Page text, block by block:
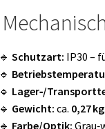
🔹 Schutzart: IP30 –
🔹
🔹 Lager‑/
🔹 Gewicht: ca. 0,27 kg.
🔹 Farbe/Optik: